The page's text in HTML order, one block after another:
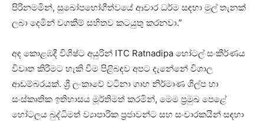
පිරිනමමින්, සුඛෝපභෝගීත්වයේ ආචාර ධර්ම සඳහා මුල් තැනක්
ලබා දෙමින් වගකීම් සහිතව කටයුතු කරනවා.”
අද කොළඹදී විශිෂ්ට අයුරින් ITC Ratnadipa හෝටල් සංකීර්ණය
විවෘත කිරීමට හැකි වීම පිළිබඳව අපට දැනේනේ විශාල
ආඩම්බරයක්. ශ්‍රී ලංකාවේ වටිනා ගෘහ නිර්මාණ ශිල්ප හා
සංස්කෘතික ඉතිහාසය මූර්තිමත් කරමින්, මෙම ප්‍රමුඛ පෙළේ
හෝටලය බුද්ධිමත් ව්‍යාපාරික ප්‍රජාවන්ට සහ සංචාරකයින් සඳහා